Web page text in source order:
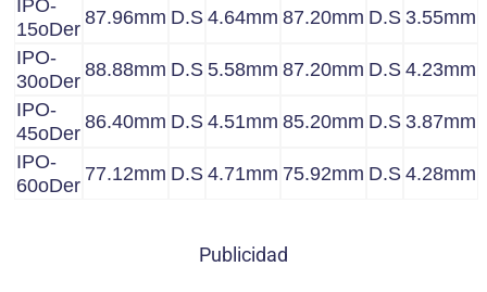
IPO-
15oDer
87.96mm D.S 4.64mm 87.20mm D.S 3.55mm
IPO-
30oDer
88.88mm D.S 5.58mm 87.20mm D.S 4.23mm
IPO-
45oDer
86.40mm D.S 4.51mm 85.20mm D.S 3.87mm
IPO-
60oDer
77.12mm D.S 4.71mm 75.92mm D.S 4.28mm
Publicidad